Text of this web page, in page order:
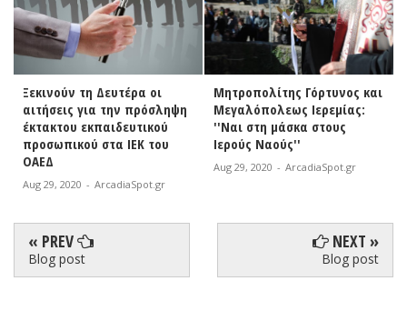
Ξεκινούν τη Δευτέρα οι
αιτήσεις για την πρόσληψη
έκτακτου εκπαιδευτικού
προσωπικού στα ΙΕΚ του
ΟΑΕΔ
Aug 29, 2020 - ArcadiaSpot.gr
Μητροπολίτης Γόρτυνος και
Μεγαλόπολεως Ιερεμίας:
''Ναι στη μάσκα στους
Ιερούς Ναούς''
Aug 29, 2020 - ArcadiaSpot.gr
« PREV
Blog post
NEXT »
Blog post